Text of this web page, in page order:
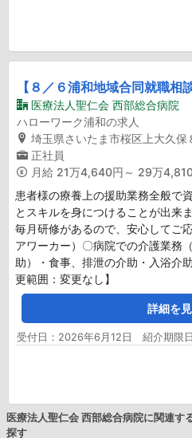
【８／６浦和地域合同就職相
医療法人聖仁会 西部総合病院
ハローワーク浦和の求人
埼玉県さいたま市桜区上大久保
正社員
月給 21万4,640円～ 29万
患者様の療養上の援助業務全般で
とスキルを身につけることが出来
毎月研修があるので、安心してご
アワーカー）〇病院での介護業務
助）・食事、排泄の介助・入浴介
更範囲：変更なし】
詳細を
受付日：2026年6月12日 紹介期限
医療法人聖仁会 西部総合病院に関連す
探す